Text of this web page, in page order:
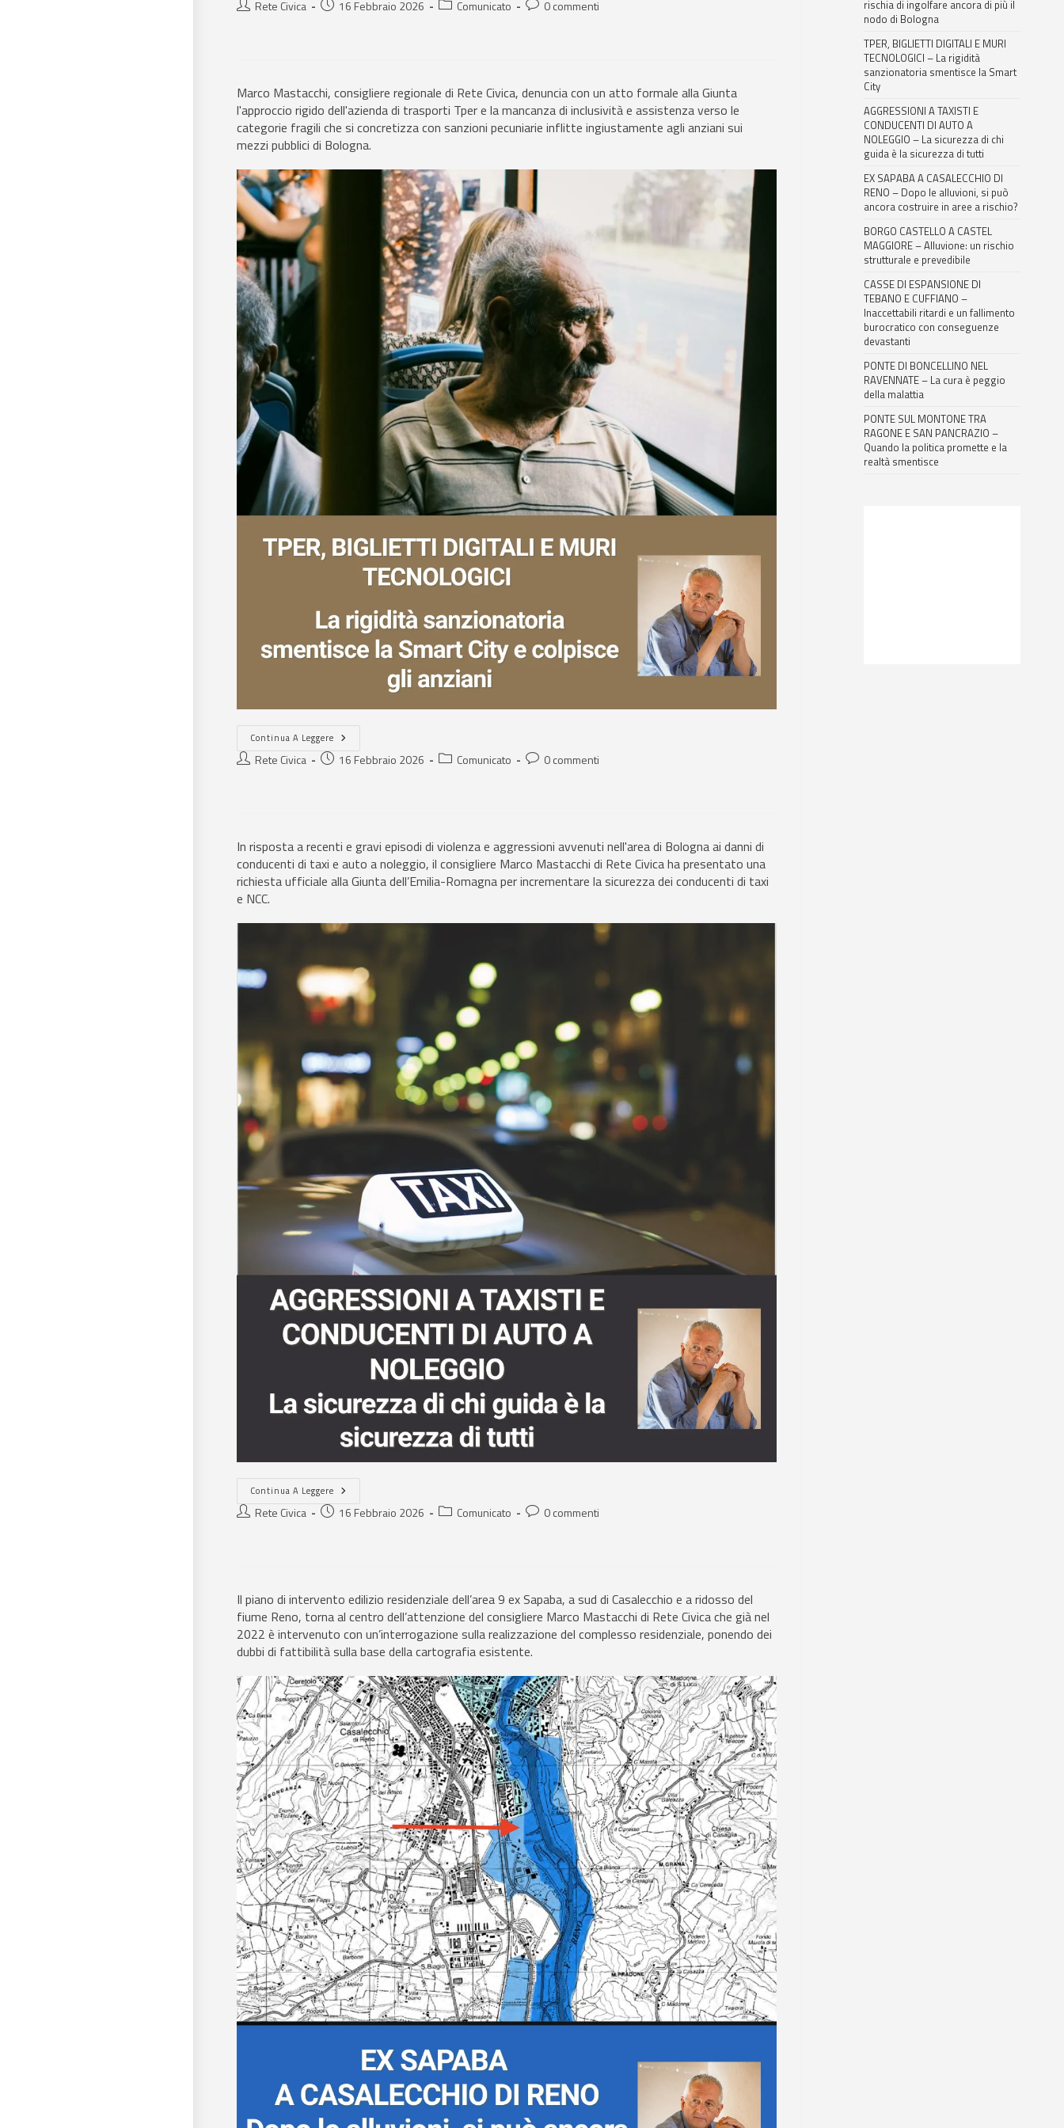
Rete Civica 16 Febbraio 2026 Comunicato 0 commenti
Marco Mastacchi, consigliere regionale di Rete Civica, denuncia con un atto formale alla Giunta
l'approccio rigido dell'azienda di trasporti Tper e la mancanza di inclusività e assistenza verso le
categorie fragili che si concretizza con sanzioni pecuniarie inflitte ingiustamente agli anziani sui
mezzi pubblici di Bologna.
Continua A Leggere
Rete Civica 16 Febbraio 2026 Comunicato 0 commenti
In risposta a recenti e gravi episodi di violenza e aggressioni avvenuti nell'area di Bologna ai danni di
conducenti di taxi e auto a noleggio, il consigliere Marco Mastacchi di Rete Civica ha presentato una
richiesta ufficiale alla Giunta dell’Emilia-Romagna per incrementare la sicurezza dei conducenti di taxi
e NCC.
Continua A Leggere
Rete Civica 16 Febbraio 2026 Comunicato 0 commenti
Il piano di intervento edilizio residenziale dell’area 9 ex Sapaba, a sud di Casalecchio e a ridosso del
fiume Reno, torna al centro dell’attenzione del consigliere Marco Mastacchi di Rete Civica che già nel
2022 è intervenuto con un’interrogazione sulla realizzazione del complesso residenziale, ponendo dei
dubbi di fattibilità sulla base della cartografia esistente.
rischia di ingolfare ancora di più il
nodo di Bologna
TPER, BIGLIETTI DIGITALI E MURI
TECNOLOGICI – La rigidità
sanzionatoria smentisce la Smart
City
AGGRESSIONI A TAXISTI E
CONDUCENTI DI AUTO A
NOLEGGIO – La sicurezza di chi
guida è la sicurezza di tutti
EX SAPABA A CASALECCHIO DI
RENO – Dopo le alluvioni, si può
ancora costruire in aree a rischio?
BORGO CASTELLO A CASTEL
MAGGIORE – Alluvione: un rischio
strutturale e prevedibile
CASSE DI ESPANSIONE DI
TEBANO E CUFFIANO –
Inaccettabili ritardi e un fallimento
burocratico con conseguenze
devastanti
PONTE DI BONCELLINO NEL
RAVENNATE – La cura è peggio
della malattia
PONTE SUL MONTONE TRA
RAGONE E SAN PANCRAZIO –
Quando la politica promette e la
realtà smentisce